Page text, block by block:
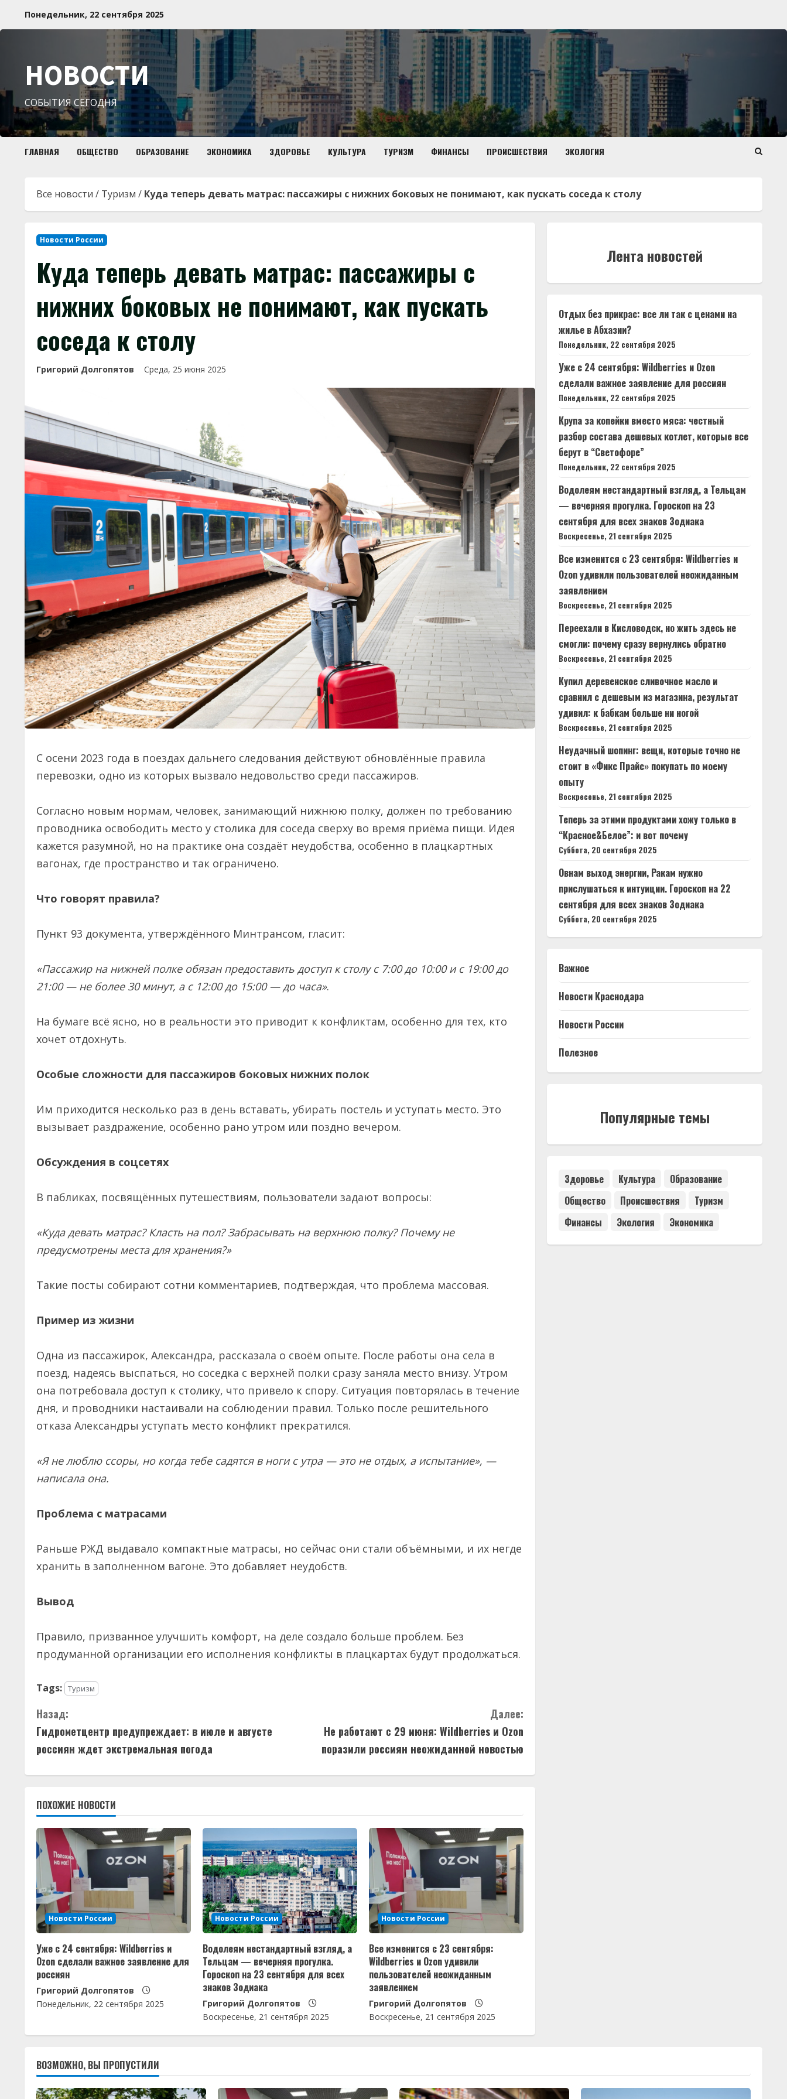
Понедельник, 22 сентября 2025
НОВОСТИ
СОБЫТИЯ СЕГОДНЯ
ГЛАВНАЯ ОБЩЕСТВО ОБРАЗОВАНИЕ ЭКОНОМИКА ЗДОРОВЬЕ КУЛЬТУРА ТУРИЗМ ФИНАНСЫ ПРОИСШЕСТВИЯ ЭКОЛОГИЯ
Все новости / Туризм / Куда теперь девать матрас: пассажиры с нижних боковых не понимают, как пускать соседа к столу
Новости России
Куда теперь девать матрас: пассажиры с
нижних боковых не понимают, как пускать
соседа к столу
Григорий Долгопятов Среда, 25 июня 2025
С осени 2023 года в поездах дальнего следования действуют обновлённые правила
перевозки, одно из которых вызвало недовольство среди пассажиров.
Согласно новым нормам, человек, занимающий нижнюю полку, должен по требованию
проводника освободить место у столика для соседа сверху во время приёма пищи. Идея
кажется разумной, но на практике она создаёт неудобства, особенно в плацкартных
вагонах, где пространство и так ограничено.
Что говорят правила?
Пункт 93 документа, утверждённого Минтрансом, гласит:
«Пассажир на нижней полке обязан предоставить доступ к столу с 7:00 до 10:00 и с 19:00 до
21:00 — не более 30 минут, а с 12:00 до 15:00 — до часа».
На бумаге всё ясно, но в реальности это приводит к конфликтам, особенно для тех, кто
хочет отдохнуть.
Особые сложности для пассажиров боковых нижних полок
Им приходится несколько раз в день вставать, убирать постель и уступать место. Это
вызывает раздражение, особенно рано утром или поздно вечером.
Обсуждения в соцсетях
В пабликах, посвящённых путешествиям, пользователи задают вопросы:
«Куда девать матрас? Класть на пол? Забрасывать на верхнюю полку? Почему не
предусмотрены места для хранения?»
Такие посты собирают сотни комментариев, подтверждая, что проблема массовая.
Пример из жизни
Одна из пассажирок, Александра, рассказала о своём опыте. После работы она села в
поезд, надеясь выспаться, но соседка с верхней полки сразу заняла место внизу. Утром
она потребовала доступ к столику, что привело к спору. Ситуация повторялась в течение
дня, и проводники настаивали на соблюдении правил. Только после решительного
отказа Александры уступать место конфликт прекратился.
«Я не люблю ссоры, но когда тебе садятся в ноги с утра — это не отдых, а испытание», —
написала она.
Проблема с матрасами
Раньше РЖД выдавало компактные матрасы, но сейчас они стали объёмными, и их негде
хранить в заполненном вагоне. Это добавляет неудобств.
Вывод
Правило, призванное улучшить комфорт, на деле создало больше проблем. Без
продуманной организации его исполнения конфликты в плацкартах будут продолжаться.
Tags: Туризм
П
р
о
л
ж
и
т
ь
ч
т
е
н
и
е
Назад:
Гидрометцентр предупреждает: в июле и августе
россиян ждет экстремальная погода
Далее:
Не работают с 29 июня: Wildberries и Ozon
поразили россиян неожиданной новостью
ПОХОЖИЕ НОВОСТИ
Новости России
Уже с 24 сентября: Wildberries и
Ozon сделали важное заявление для
россиян
Григорий Долгопятов
Понедельник, 22 сентября 2025
Новости России
Водолеям нестандартный взгляд, а
Тельцам — вечерняя прогулка.
Гороскоп на 23 сентября для всех
знаков Зодиака
Григорий Долгопятов
Воскресенье, 21 сентября 2025
Новости России
Все изменится с 23 сентября:
Wildberries и Ozon удивили
пользователей неожиданным
заявлением
Григорий Долгопятов
Воскресенье, 21 сентября 2025
Лента новостей
Отдых без прикрас: все ли так с ценами на
жилье в Абхазии?
Понедельник, 22 сентября 2025
Уже с 24 сентября: Wildberries и Ozon
сделали важное заявление для россиян
Понедельник, 22 сентября 2025
Крупа за копейки вместо мяса: честный
разбор состава дешевых котлет, которые все
берут в “Светофоре”
Понедельник, 22 сентября 2025
Водолеям нестандартный взгляд, а Тельцам
— вечерняя прогулка. Гороскоп на 23
сентября для всех знаков Зодиака
Воскресенье, 21 сентября 2025
Все изменится с 23 сентября: Wildberries и
Ozon удивили пользователей неожиданным
заявлением
Воскресенье, 21 сентября 2025
Переехали в Кисловодск, но жить здесь не
смогли: почему сразу вернулись обратно
Воскресенье, 21 сентября 2025
Купил деревенское сливочное масло и
сравнил с дешевым из магазина, результат
удивил: к бабкам больше ни ногой
Воскресенье, 21 сентября 2025
Неудачный шопинг: вещи, которые точно не
стоит в «Фикс Прайс» покупать по моему
опыту
Воскресенье, 21 сентября 2025
Теперь за этими продуктами хожу только в
“Красное&Белое”: и вот почему
Суббота, 20 сентября 2025
Овнам выход энергии, Ракам нужно
прислушаться к интуиции. Гороскоп на 22
сентября для всех знаков Зодиака
Суббота, 20 сентября 2025
Важное
Новости Краснодара
Новости России
Полезное
Популярные темы
Здоровье Культура
Образование
Общество
Происшествия
Туризм
Финансы
Экология Экономика
ВОЗМОЖНО, ВЫ ПРОПУСТИЛИ